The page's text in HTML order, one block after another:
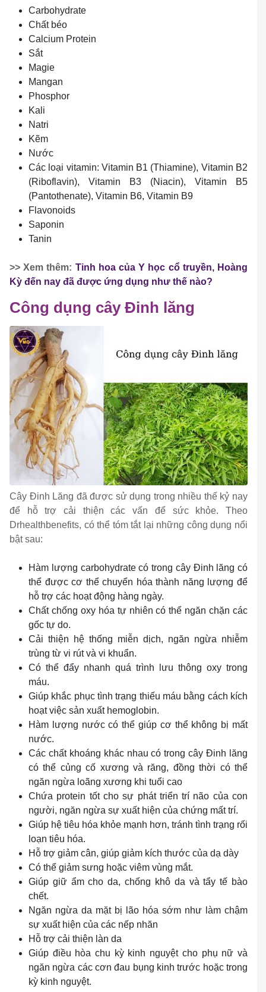
Carbohydrate
Chất béo
Calcium Protein
Sắt
Magie
Mangan
Phosphor
Kali
Natri
Kẽm
Nước
Các loại vitamin: Vitamin B1 (Thiamine), Vitamin B2
(Riboflavin), Vitamin B3 (Niacin), Vitamin B5
(Pantothenate), Vitamin B6, Vitamin B9
Flavonoids
Saponin
Tanin
>> Xem thêm: Tinh hoa của Y học cổ truyền, Hoàng
Kỳ đến nay đã được ứng dụng như thế nào?
Công dụng cây Đinh lăng
Cây Đinh Lăng đã được sử dụng trong nhiều thế kỷ nay
để hỗ trợ cải thiện các vấn để sức khỏe. Theo
Drhealthbenefits, có thể tóm tắt lại những công dụng nổi
bật sau:
Hàm lượng carbohydrate có trong cây Đinh lăng có
thể được cơ thể chuyển hóa thành năng lượng để
hỗ trợ các hoạt động hàng ngày.
Chất chống oxy hóa tự nhiên có thể ngăn chặn các
gốc tự do.
Cải thiện hệ thống miễn dịch, ngăn ngừa nhiễm
trùng từ vi rút và vi khuẩn.
Có thể đẩy nhanh quá trình lưu thông oxy trong
máu.
Giúp khắc phục tình trạng thiếu máu bằng cách kích
hoạt việc sản xuất hemoglobin.
Hàm lượng nước có thể giúp cơ thể không bị mất
nước.
Các chất khoáng khác nhau có trong cây Đinh lăng
có thể củng cố xương và răng, đồng thời có thể
ngăn ngừa loãng xương khi tuổi cao
Chứa protein tốt cho sự phát triển trí não của con
người, ngăn ngừa sự xuất hiện của chứng mất trí.
Giúp hệ tiêu hóa khỏe mạnh hơn, tránh tình trạng rối
loạn tiêu hóa.
Hỗ trợ giảm cân, giúp giảm kích thước của dạ dày
Có thể giảm sưng hoặc viêm vùng mắt.
Giúp giữ ẩm cho da, chống khô da và tẩy tế bào
chết.
Ngăn ngừa da mặt bị lão hóa sớm như làm chậm
sự xuất hiện của các nếp nhăn
Hỗ trợ cải thiện làn da
Giúp điều hòa chu kỳ kinh nguyệt cho phụ nữ và
ngăn ngừa các cơn đau bụng kinh trước hoặc trong
kỳ kinh nguyệt.